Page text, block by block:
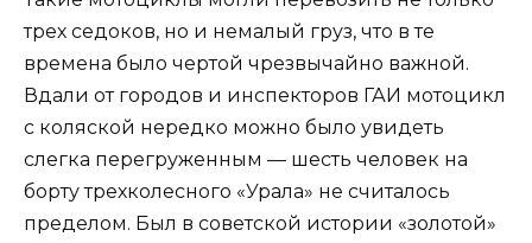
трех седоков, но и немалый груз, что в те
времена было чертой чрезвычайно важной.
Вдали от городов и инспекторов ГАИ мотоцикл
с коляской нередко можно было увидеть
слегка перегруженным — шесть человек на
борту трехколесного «Урала» не считалось
пределом. Был в советской истории «золотой»